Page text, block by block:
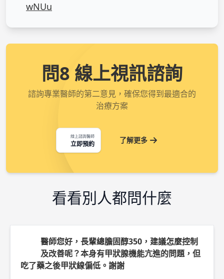
wNUu
問8 線上視訊諮詢
諮詢專業醫師的第二意見，確保您得到最適合的
治療方案
線上諮詢醫師
立即預約 了解更多
看看別人都問什麼
醫師您好，長輩總膽固醇350，建議怎麼控制
及改善呢？本身有甲狀腺機能亢進的問題，但
吃了藥之後甲狀線偏低。謝謝